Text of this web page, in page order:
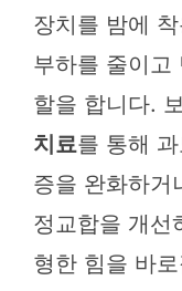
장치를 밤에
부하를 줄이고
할을 합니다.
치료를 통해
증을 완화하거
정교합을 개선
형한 힘을 바